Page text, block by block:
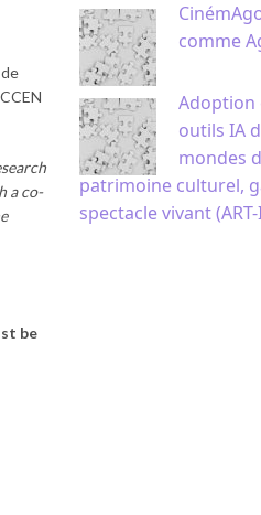
a co-
be
comme
Adoption
outils IA
mondes
patrimoine culturel,
spectacle vivant (ART-